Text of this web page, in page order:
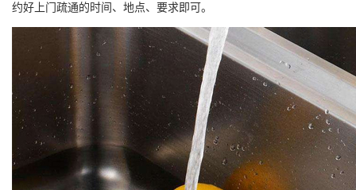
约好上门疏通的时间、地点、要求即可。